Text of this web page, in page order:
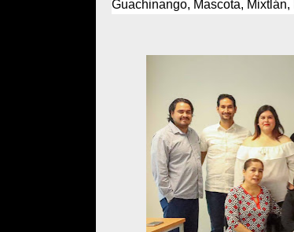
Guachinango, Mascota, Mixtlán,